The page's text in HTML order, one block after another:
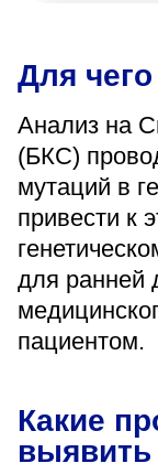
399000, г.
Понедельник
08:00–16:45
перерыв
Пятница
08:00–15:45
перерыв
+7 (4742)
Для
Анализ на
(БКС)
мутаций в
привести к
для ранней
пациентом.
Какие
выявить